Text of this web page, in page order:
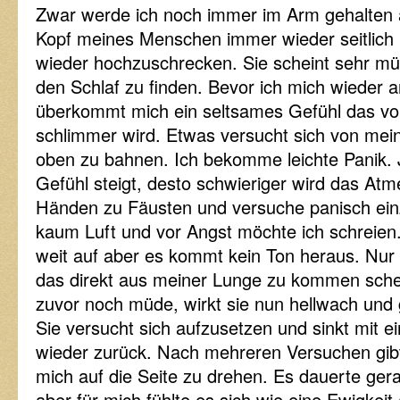
Zwar werde ich noch immer im Arm
Kopf meines Menschen immer wieder
wieder hochzuschrecken. Sie scheint sehr
den Schlaf zu finden. Bevor ich mich wieder
überkommt mich ein seltsames Gefühl das
schlimmer wird. Etwas versucht sich von
oben zu bahnen. Ich bekomme leichte
Gefühl steigt, desto schwieriger wird das
Händen zu Fäusten und versuche panisch
kaum Luft und vor Angst möchte ich
weit auf aber es kommt kein Ton heraus.
das direkt aus meiner Lunge zu kommen
zuvor noch müde, wirkt sie nun hellwach
Sie versucht sich aufzusetzen und sinkt mit
wieder zurück. Nach mehreren Versuchen
mich auf die Seite zu drehen. Es dauerte